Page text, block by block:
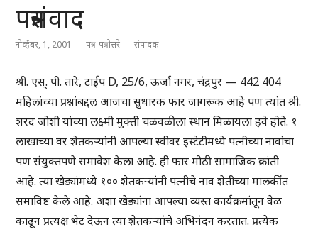
पत्रसंवाद
नोव्हेंबर, 1, 2001 पत्र-पत्रोत्तरे संपादक
श्री. एस्. पी. तारे, टाईप D, 25/6, ऊर्जा नगर, चंद्रपुर — 442 404
महिलांच्या प्रश्नांबद्दल आजचा सुधारक फार जागरूक आहे पण त्यांत श्री.
शरद जोशी यांच्या लक्ष्मी मुक्ती चळवळीला स्थान मिळायला हवे होते. १
लाखाच्या वर शेतकऱ्यांनी आपल्या स्वीवर इस्टेटीमध्ये पत्नीच्या नावांचा
पण संयुक्तपणे समावेश केला आहे. ही फार मोठी सामाजिक क्रांती
आहे. त्या खेड्यांमध्ये १०० शेतकऱ्यांनी पत्नीचे नाव शेतीच्या मालकींत
समाविष्ट केले आहे. अशा खेड्यांना आपल्या व्यस्त कार्यक्रमांतून वेळ
काढून प्रत्यक्ष भेट देऊन त्या शेतकऱ्यांचे अभिनंदन करतात. प्रत्येक